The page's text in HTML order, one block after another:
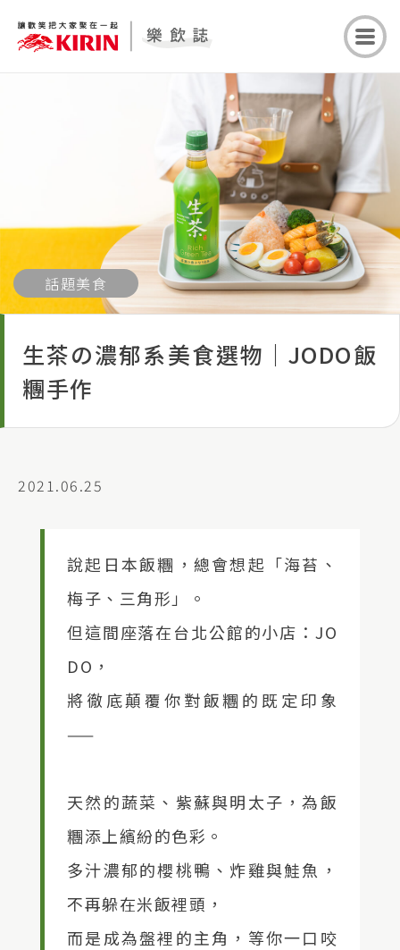
話題美食
生茶の濃郁系美食選物｜JODO飯
糰手作
2021.06.25
說起日本飯糰，總會想起「海苔、
梅子、三角形」。
但這間座落在台北公館的小店：JO
DO，
將徹底顛覆你對飯糰的既定印象
——
天然的蔬菜、紫蘇與明太子，為飯
糰添上繽紛的色彩。
多汁濃郁的櫻桃鴨、炸雞與鮭魚，
不再躲在米飯裡頭，
而是成為盤裡的主角，等你一口咬